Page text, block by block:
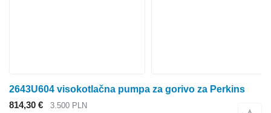
2643U604 visokotlačna pumpa za gorivo za Perkins
814,30 €
3.500 PLN